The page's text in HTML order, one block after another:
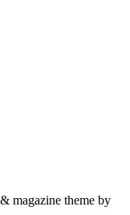
magazine theme by